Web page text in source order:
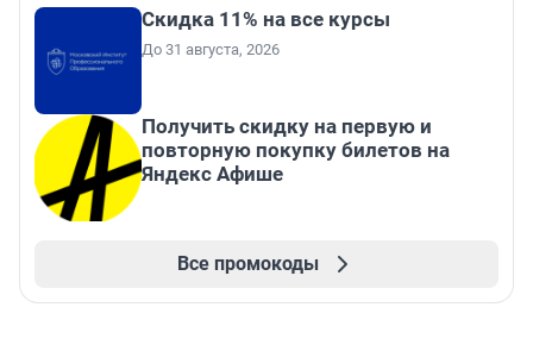
Скидка 11% на все курсы
До 31 августа, 2026
Получить скидку на первую и
повторную покупку билетов на
Яндекс Афише
Все промокоды